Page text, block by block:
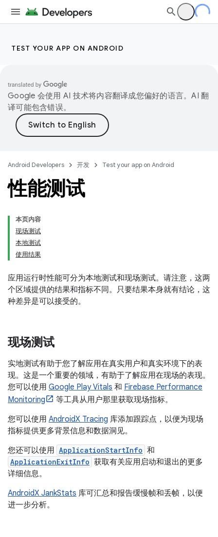
TEST YOUR APP ON ANDROID
Google 会使用 AI 技术将内容翻译成您偏好的语言。AI 翻
译可能包含错误。
Android Developers 开发 Test your app on Android
性能测试
本页内容
现场测试
本地测试
使用结果
应用运行时性能可分为本地测试和现场测试。请注意，这两
个区域提供的结果和指标不同。只要结果本身就有结论，这
种差异是可以接受的。
现场测试
实地测试有助于您了解应用在真实用户和真实环境下的表
现。这是一个重要的领域，有助于了解应用在现场的表现。
您可以使用 Google Play Vitals 和 Firebase Performance
Monitoring
等工具从用户那里获取现场指标。
您可以使用 AndroidX Tracing 库添加跟踪点，以便为现场
指标提供更多背景信息和数据洞见。
您还可以使用 ApplicationStartInfo 和
ApplicationExitInfo 获取有关应用启动和退出的更多
详细信息。
AndroidX JankStats 库可汇总和报告缓慢帧和丢帧，以便
进一步分析。